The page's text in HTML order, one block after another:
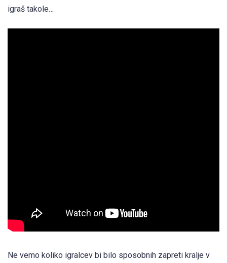
igraš takole…
Ne vemo koliko igralcev bi bilo sposobnih zapreti kralje v